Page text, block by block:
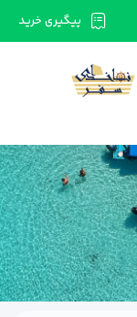
باشد لطفا
پیگیری خرید